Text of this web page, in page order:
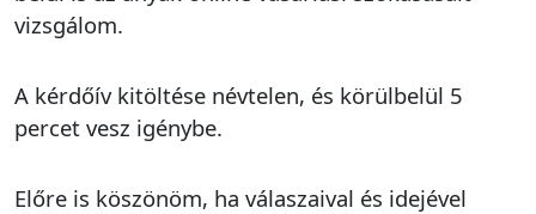
vizsgálom.
A kérdőív kitöltése névtelen, és körülbelül 5
percet vesz igénybe.
Előre is köszönöm, ha válaszaival és idejével